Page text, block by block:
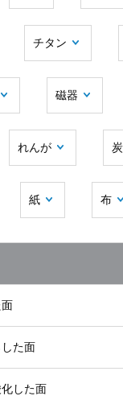
チタン
磁器
れんが
紙 布
た面
した面